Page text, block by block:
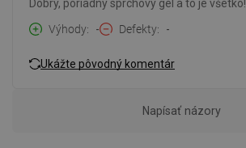
Dobrý, poriadny sprchový gél a to je všetko!
Výhody
- Defekty -
Ukážte pôvodný komentár
Napísať názory